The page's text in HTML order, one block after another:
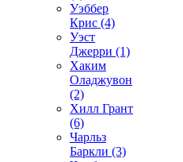
Уэббер
Крис (4)
Уэст
Джерри (1)
Хаким
Оладжувон
(2)
Хилл Грант
(6)
Чарльз
Баркли (3)